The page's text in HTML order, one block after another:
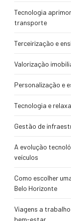
Tecnologia
transporte
Terceirização e
Valorização
Personalização e
Tecnologia e
Gestão de
A evolução
veículos
Como escolher
Belo Horizonte
Viagens a
bem-estar